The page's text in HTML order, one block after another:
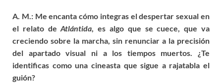
A. M.: Me encanta cómo integras el despertar sexual en
el relato deAtlántida, es algo que secuece, que va
creciendo sobre la marcha, sin renunciar a la precisión
del apartado visual ni a los tiempos muertos. ¿Te
identificas como una cineasta que sigue a rajatabla el
guión?